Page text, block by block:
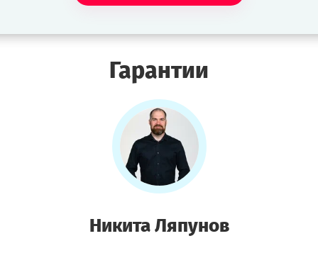
Гарантии
Никита Ляпунов